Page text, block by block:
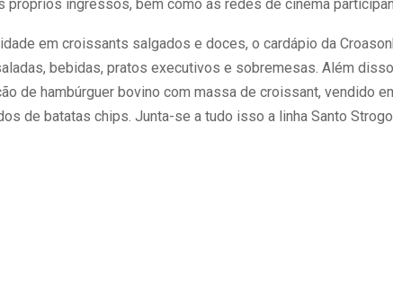
próprios ingressos, bem como as redes de cinema
em croissants salgados e doces, o cardápio da
bebidas, pratos executivos e sobremesas. Além
de hambúrguer bovino com massa de croissant, vendido
de batatas chips. Junta-se a tudo isso a linha Santo